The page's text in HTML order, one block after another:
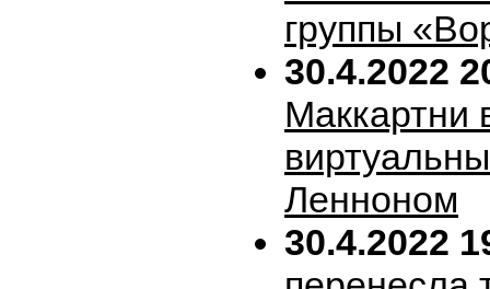
группы
30.4.2022
Маккартни
Ленноном
30.4.2022